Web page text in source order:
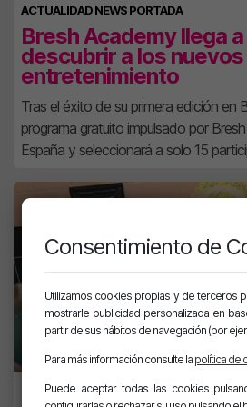
ACTUALIDAD NEWS PORTADA
Bresh Academy llega
descubrir a los
entretenimiento
Tras el éxito de su primera edición en
programa gratuito impulsado por
España y seleccionará a solo 15
LANZAMIENTOS PORTADA
Consentimiento de
Utilizamos cookies propias y de terceros
mostrarle publicidad personalizada en
partir de sus hábitos de navegación (por
Para más información consulte la política de
Puede aceptar todas las cookies